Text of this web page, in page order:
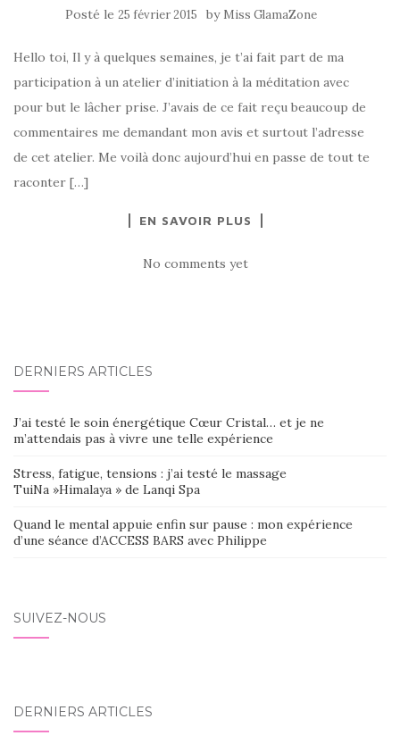
Posté le 25 février 2015 by Miss GlamaZone
Hello toi, Il y à quelques semaines, je t’ai fait part de ma
participation à un atelier d’initiation à la méditation avec
pour but le lâcher prise. J’avais de ce fait reçu beaucoup de
commentaires me demandant mon avis et surtout l’adresse
de cet atelier. Me voilà donc aujourd’hui en passe de tout te
raconter […]
EN SAVOIR PLUS
No comments yet
DERNIERS ARTICLES
J’ai testé le soin énergétique Cœur Cristal… et je ne
m’attendais pas à vivre une telle expérience
Stress, fatigue, tensions : j’ai testé le massage
TuiNa »Himalaya » de Lanqi Spa
Quand le mental appuie enfin sur pause : mon expérience
d’une séance d’ACCESS BARS avec Philippe
SUIVEZ-NOUS
DERNIERS ARTICLES